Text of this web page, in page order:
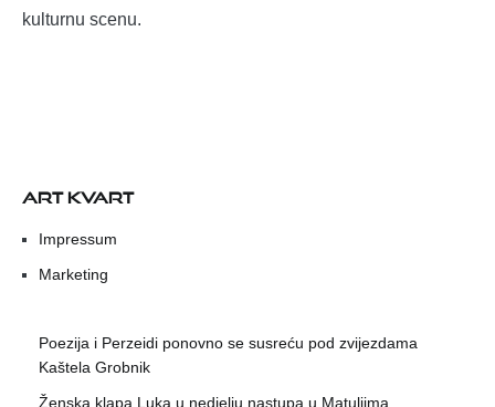
kulturnu scenu.
ART KVART
Impressum
Marketing
Poezija i Perzeidi ponovno se susreću pod zvijezdama
Kaštela Grobnik
Ženska klapa Luka u nedjelju nastupa u Matuljima